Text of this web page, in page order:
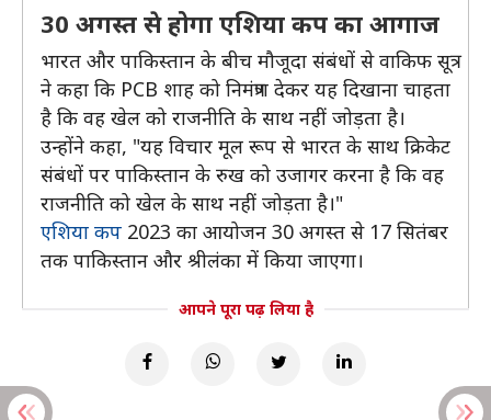
30 अगस्त से होगा एशिया कप का आगाज
भारत और पाकिस्तान के बीच मौजूदा संबंधों से वाकिफ सूत्र
ने कहा कि PCB शाह को निमंत्रण देकर यह दिखाना चाहता
है कि वह खेल को राजनीति के साथ नहीं जोड़ता है।
उन्होंने कहा, "यह विचार मूल रूप से भारत के साथ क्रिकेट
संबंधों पर पाकिस्तान के रुख को उजागर करना है कि वह
राजनीति को खेल के साथ नहीं जोड़ता है।"
एशिया कप 2023 का आयोजन 30 अगस्त से 17 सितंबर
तक पाकिस्तान और श्रीलंका में किया जाएगा।
आपने पूरा पढ़ लिया है